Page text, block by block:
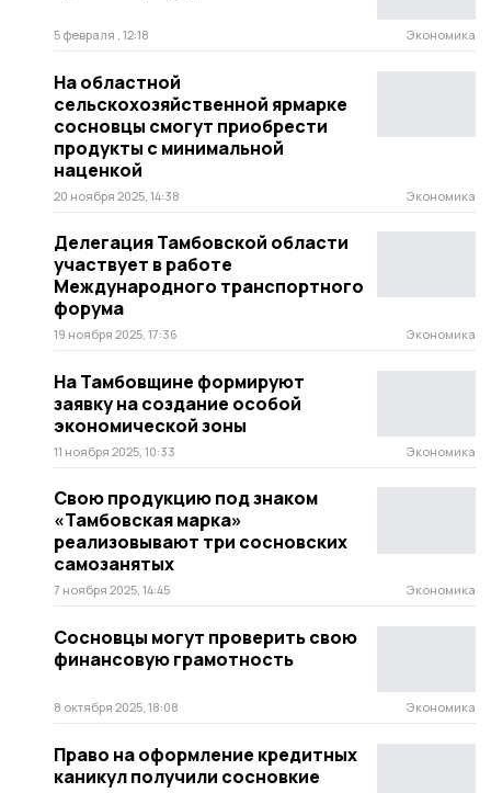
5 февраля , 12:18 Экономика
На областной
сельскохозяйственной ярмарке
сосновцы смогут приобрести
продукты с минимальной
наценкой
20 ноября 2025, 14:38 Экономика
Делегация Тамбовской области
участвует в работе
Международного транспортного
форума
19 ноября 2025, 17:36 Экономика
На Тамбовщине формируют
заявку на создание особой
экономической зоны
11 ноября 2025, 10:33 Экономика
Свою продукцию под знаком
«Тамбовская марка»
реализовывают три сосновских
самозанятых
7 ноября 2025, 14:45 Экономика
Сосновцы могут проверить свою
финансовую грамотность
8 октября 2025, 18:08 Экономика
Право на оформление кредитных
каникул получили сосновкие